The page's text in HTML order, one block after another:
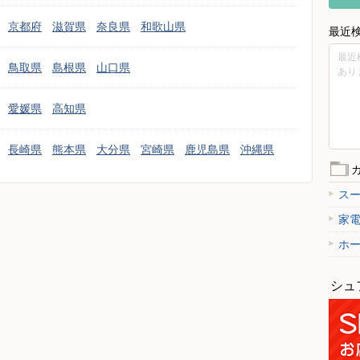
京都府 滋賀県 奈良県 和歌山県
鳥取県 島根県 山口県
愛媛県 高知県
長崎県 熊本県 大分県 宮崎県 鹿児島県 沖縄県
最近
最近
あり
ス
家電
ホ
シュ